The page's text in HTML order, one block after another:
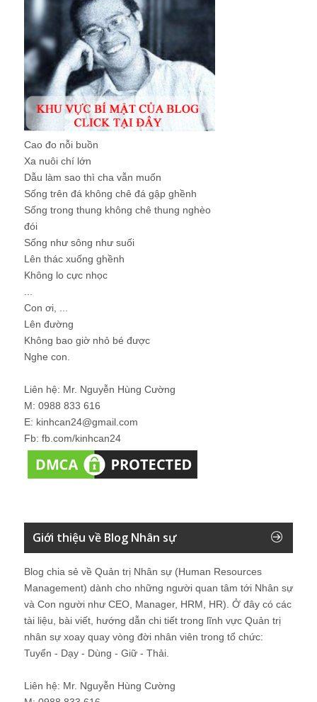
Cao đo nỗi buồn
Xa nuôi chí lớn
Dẫu làm sao thì cha vẫn muốn
Sống trên đá không chê đá gập ghềnh
Sống trong thung không chê thung nghèo
đói
Sống như sông như suối
Lên thác xuống ghềnh
Không lo cực nhọc
Con ơi, ...
Lên đường
Không bao giờ nhỏ bé được
Nghe con.
Liên hệ: Mr. Nguyễn Hùng Cường
M: 0988 833 616
E: kinhcan24@gmail.com
Fb: fb.com/kinhcan24
Giới thiệu về Blog Nhân sự
Blog chia sẻ về Quản trị Nhân sự (Human Resources
Management) dành cho những người quan tâm tới Nhân sự
và Con người như CEO, Manager, HRM, HR). Ở đây có các
tài liệu, bài viết, hướng dẫn chi tiết trong lĩnh vực Quản trị
nhân sự xoay quay vòng đời nhân viên trong tổ chức:
Tuyển - Dạy - Dùng - Giữ - Thải.
Liên hệ: Mr. Nguyễn Hùng Cường